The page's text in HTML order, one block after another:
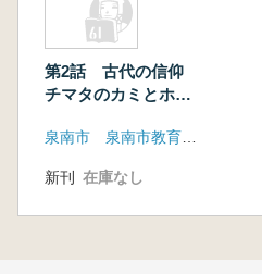
第2話 古代の信仰
チマタのカミとホト
新刊 在庫なし